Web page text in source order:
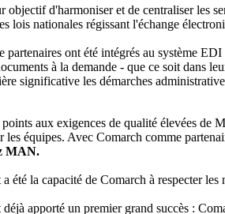
objectif d'harmoniser et de centraliser les
lois nationales régissant l'échange
partenaires ont été intégrés au système
à la demande - que ce soit dans
significative les démarches
aux exigences de qualité élevées
équipes. Avec Comarch comme
MAN.
été la capacité de Comarch à respecter
apporté un premier grand succès :